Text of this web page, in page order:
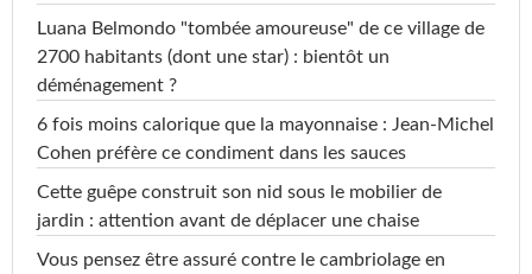
Luana Belmondo "tombée amoureuse" de ce village de
2700 habitants (dont une star) : bientôt un
déménagement ?
6 fois moins calorique que la mayonnaise : Jean-Michel
Cohen préfère ce condiment dans les sauces
Cette guêpe construit son nid sous le mobilier de
jardin : attention avant de déplacer une chaise
Vous pensez être assuré contre le cambriolage en